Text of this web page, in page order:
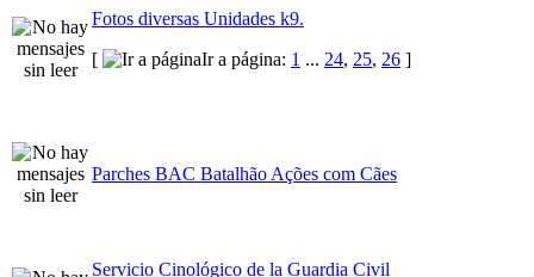
Fotos diversas Unidades k9.
[
Ir a página: 1 ... 24, 25, 26 ]
Parches BAC Batalhão Ações com Cães
Servicio Cinológico de la Guardia Civil